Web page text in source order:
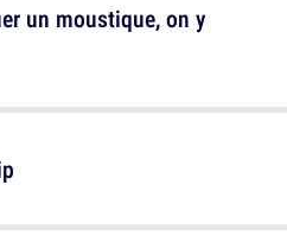
un moustique, on y